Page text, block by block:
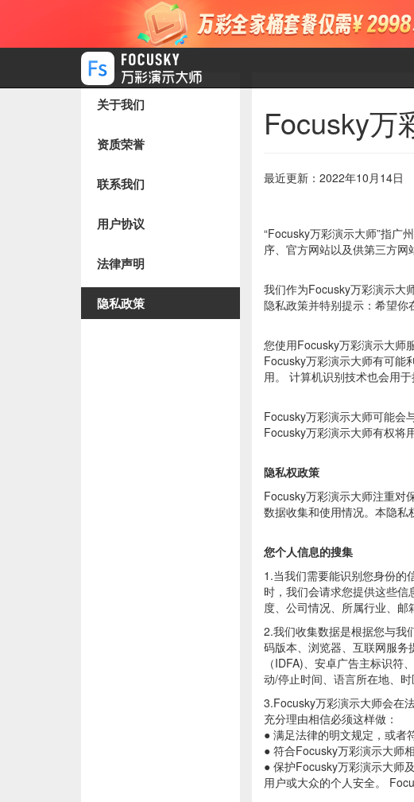
关于我们
资质荣誉
联系我们
用户协议
法律声明
隐私政策
Focusky万
最近更新：2022年10月14日
“Focusky万彩演示大师”指广
序、官方网站以及供第三方网
我们作为Focusky万彩演示大
隐私政策并特别提示：希望你
您使用Focusky万彩演示大师
Focusky万彩演示大师有可能
用。 计算机识别技术也会用于
Focusky万彩演示大师可能会
Focusky万彩演示大师有权将
隐私权政策
Focusky万彩演示大师注重对
数据收集和使用情况。本隐私
您个人信息的搜集
1.当我们需要能识别您身份的
时，我们会请求您提供这些
度、公司情况、所属行业、邮
2.我们收集数据是根据您与我
码版本、浏览器、互联网服
（IDFA)、安卓广告主标识
动/停止时间、语言所在地、
3.Focusky万彩演示大师会在
充分理由相信必须这样做：
● 满足法律的明文规定，或者
● 符合Focusky万彩演示大师
● 保护Focusky万彩演示大师
用户或大众的个人安全。